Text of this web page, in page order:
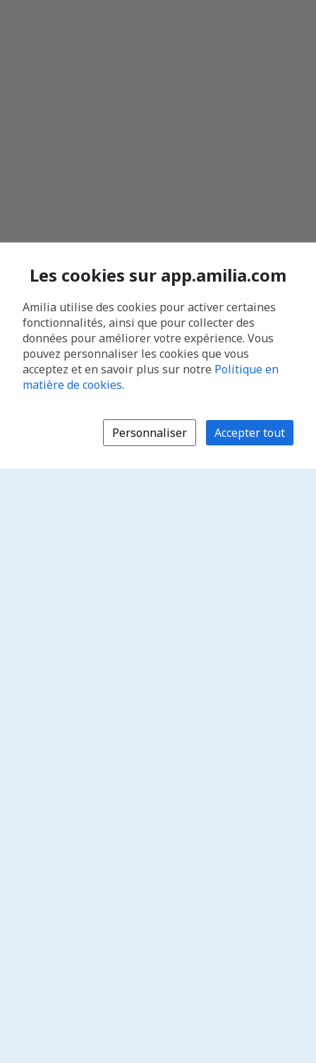
Les cookies sur app.amilia.com
Amilia utilise des cookies pour activer certaines
fonctionnalités, ainsi que pour collecter des
données pour améliorer votre expérience. Vous
pouvez personnaliser les cookies que vous
acceptez et en savoir plus sur notre Politique en
matière de cookies.
Personnaliser Accepter tout